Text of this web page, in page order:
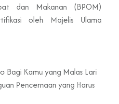
dan Makanan (BPOM)
oleh Majelis Ulama
Bagi Kamu yang Malas Lari
Pencernaan yang Harus